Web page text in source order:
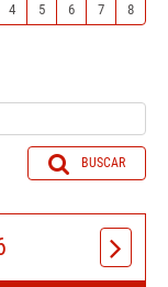
4 5 6 7 8
BUSCAR